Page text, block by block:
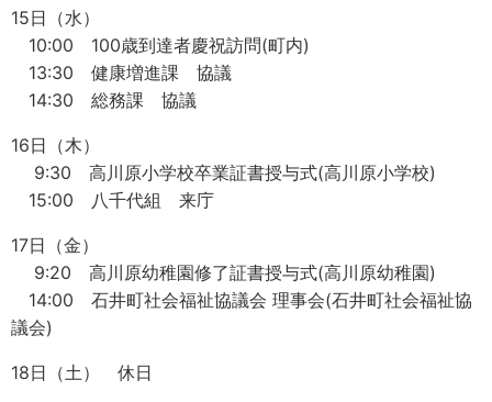
15日（水）
10:00 100歳到達者慶祝訪問(町内)
13:30 健康増進課 協議
14:30 総務課 協議
16日（木）
9:30 高川原小学校卒業証書授与式(高川原小学校)
15:00 八千代組 来庁
17日（金）
9:20 高川原幼稚園修了証書授与式(高川原幼稚園)
14:00 石井町社会福祉協議会 理事会(石井町社会福祉協
議会)
18日（土） 休日